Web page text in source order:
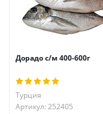
Дорадо с/м 400-600г
Турция
Артикул: 252405